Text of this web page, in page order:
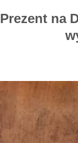
Prezent na